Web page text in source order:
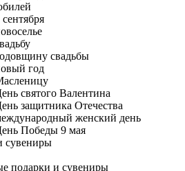
свадьбы
год
святого Валентина
защитника Отечества
женский день
Победы 9 мая
сувениры
подарки и сувениры